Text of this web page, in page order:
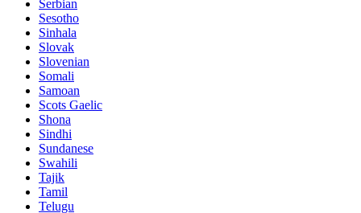
Serbian
Sesotho
Sinhala
Slovak
Slovenian
Somali
Samoan
Scots Gaelic
Shona
Sindhi
Sundanese
Swahili
Tajik
Tamil
Telugu